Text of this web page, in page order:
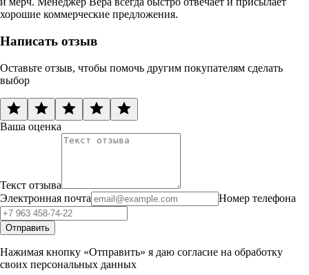
хорошие коммерческие предложения.
Написать отзыв
Оставьте отзыв, чтобы помочь другим покупателям сделать
выбор
Ваша оценка
Текст отзыва
Электронная почта
Номер телефона
Отправить
Нажимая кнопку «Отправить» я даю согласие на обработку
своих персональных данных